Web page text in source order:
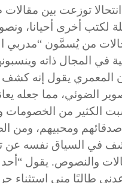
121 انتحالا توزعت بين
لكتب أخرى أحيانا،
من يُسمَّون “مدربي
في المجال ذاته
المعمري يقول إنه كشف
الضوئي، مما جعله
الكثير من الخصومات
ومحبيهم، ومن
في السياق نفسه عن
والنصوص. يقول
طالبًا مني استثناء